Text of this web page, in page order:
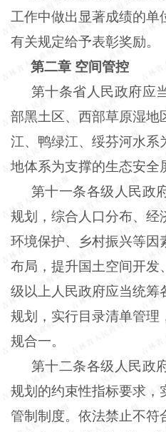
工作中做出显著成绩的单
有关规定给予表彰奖励。
第二章 空间管控
第十条省人民政府应
部黑土区、西部草原湿地
江、鸭绿江、绥芬河水系
地体系为支撑的生态安全
第十一条各级人民政
规划，综合人口分布、经
环境保护、乡村振兴等因
布局，提升国土空间开发
级以上人民政府应当统筹
规划，实行目录清单管理
规合一。
第十二条各级人民政
规划的约束性指标要求，
管制制度。依法禁止不符